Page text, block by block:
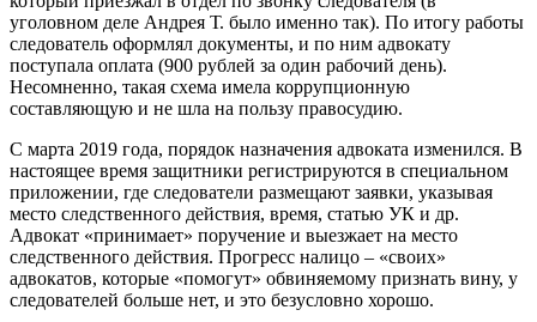
уголовном деле Андрея Т. было именно так). По итогу работы
следователь оформлял документы, и по ним адвокату
поступала оплата (900 рублей за один рабочий день).
Несомненно, такая схема имела коррупционную
составляющую и не шла на пользу правосудию.
С марта 2019 года, порядок назначения адвоката изменился. В
настоящее время защитники регистрируются в специальном
приложении, где следователи размещают заявки, указывая
место следственного действия, время, статью УК и др.
Адвокат «принимает» поручение и выезжает на место
следственного действия. Прогресс налицо – «своих»
адвокатов, которые «помогут» обвиняемому признать вину, у
следователей больше нет, и это безусловно хорошо.